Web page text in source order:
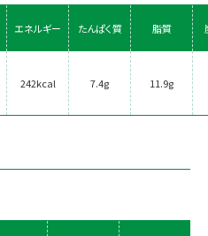
エネルギー たんぱく質 脂質
242kcal 7.4g 11.9g